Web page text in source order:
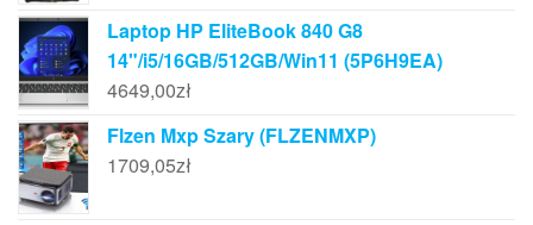
Laptop HP EliteBook 840 G8
14"/i5/16GB/512GB/Win11 (5P6H9EA)
4649,00zł
Flzen Mxp Szary (FLZENMXP)
1709,05zł